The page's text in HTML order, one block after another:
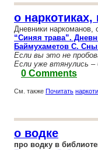
о
Дневники наркоманов,
“Синяя трава”.
Баймухаметов С.
Если вы это не
Если уже втянулись –
0 Comments
См. также Почитать
о водке
про водку в